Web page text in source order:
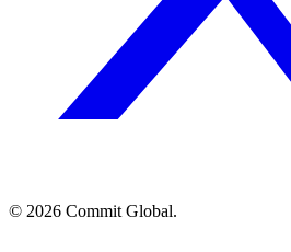
© 2026 Commit Global.